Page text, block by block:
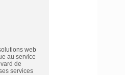
web
au service
de
services